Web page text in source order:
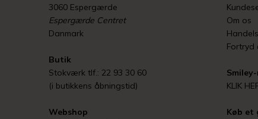
3060 Espergærde
Espergærde Centret
Danmark
Butik
Stokværk tlf.: 22 93 30 60
(i butikkens åbningstid)
Webshop
Om os
Fortryd
KLIK
Køb